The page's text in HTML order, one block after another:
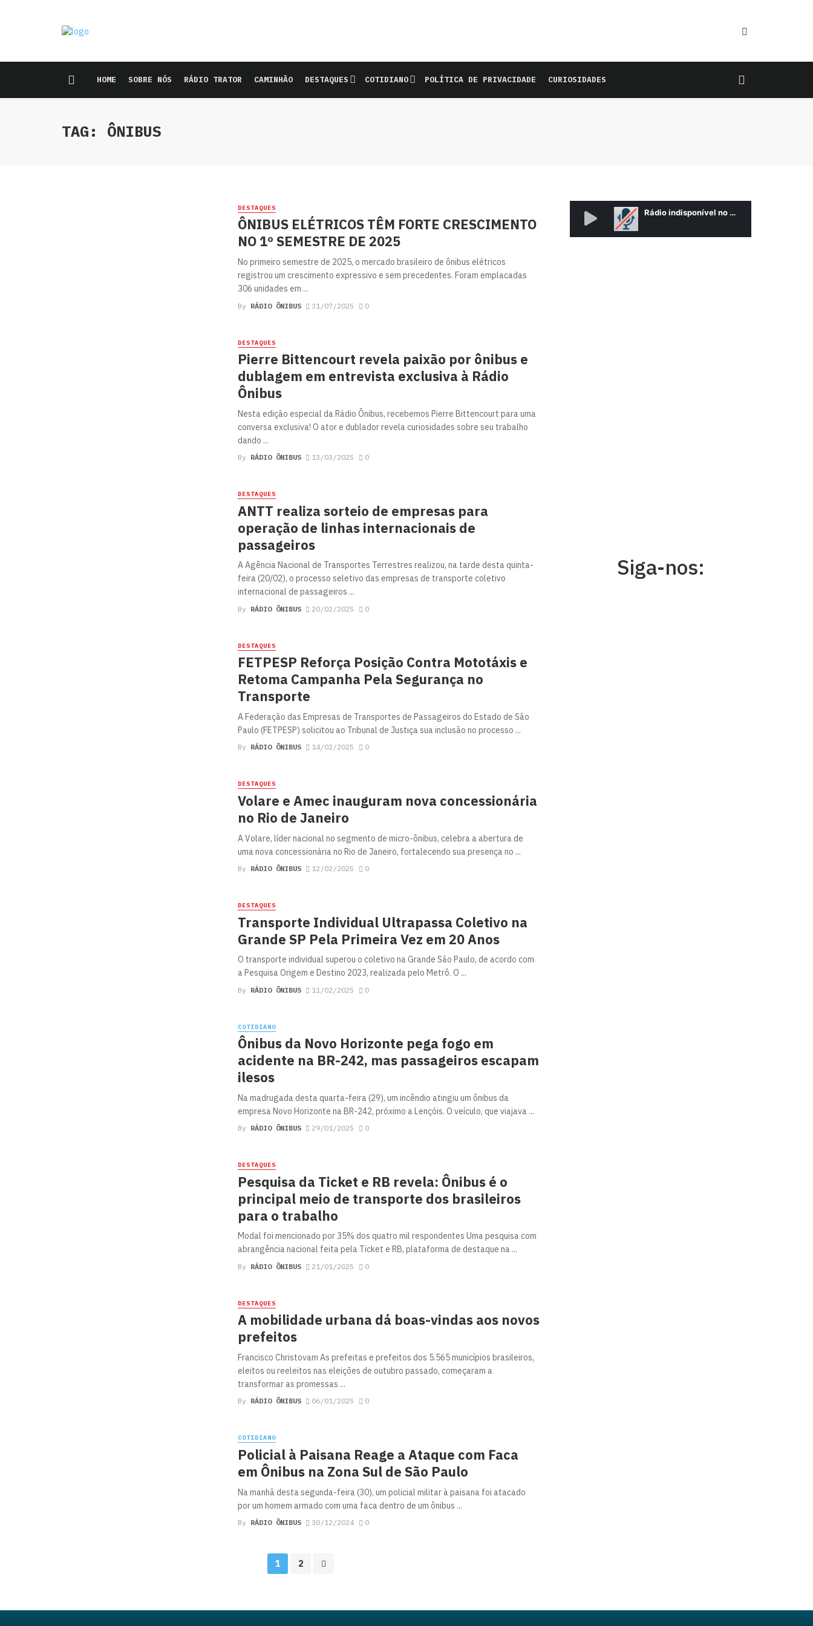
HOME SOBRE NÓS RÁDIO TRATOR CAMINHÃO DESTAQUES COTIDIANO POLÍTICA DE PRIVACIDADE CURIOSIDADES
TAG: ÔNIBUS
DESTAQUES
ÔNIBUS ELÉTRICOS TÊM FORTE CRESCIMENTO
NO 1º SEMESTRE DE 2025
No primeiro semestre de 2025, o mercado brasileiro de ônibus elétricos
registrou um crescimento expressivo e sem precedentes. Foram emplacadas
306 unidades em ...
By RÁDIO ÔNIBUS 31/07/2025 0
DESTAQUES
Pierre Bittencourt revela paixão por ônibus e
dublagem em entrevista exclusiva à Rádio
Ônibus
Nesta edição especial da Rádio Ônibus, recebemos Pierre Bittencourt para uma
conversa exclusiva! O ator e dublador revela curiosidades sobre seu trabalho
dando ...
By RÁDIO ÔNIBUS 13/03/2025 0
DESTAQUES
ANTT realiza sorteio de empresas para
operação de linhas internacionais de
passageiros
A Agência Nacional de Transportes Terrestres realizou, na tarde desta quinta-
feira (20/02), o processo seletivo das empresas de transporte coletivo
internacional de passageiros ...
By RÁDIO ÔNIBUS 20/02/2025 0
DESTAQUES
FETPESP Reforça Posição Contra Mototáxis e
Retoma Campanha Pela Segurança no
Transporte
A Federação das Empresas de Transportes de Passageiros do Estado de São
Paulo (FETPESP) solicitou ao Tribunal de Justiça sua inclusão no processo ...
By RÁDIO ÔNIBUS 14/02/2025 0
DESTAQUES
Volare e Amec inauguram nova concessionária
no Rio de Janeiro
A Volare, líder nacional no segmento de micro-ônibus, celebra a abertura de
uma nova concessionária no Rio de Janeiro, fortalecendo sua presença no ...
By RÁDIO ÔNIBUS 12/02/2025 0
DESTAQUES
Transporte Individual Ultrapassa Coletivo na
Grande SP Pela Primeira Vez em 20 Anos
O transporte individual superou o coletivo na Grande São Paulo, de acordo com
a Pesquisa Origem e Destino 2023, realizada pelo Metrô. O ...
By RÁDIO ÔNIBUS 11/02/2025 0
COTIDIANO
Ônibus da Novo Horizonte pega fogo em
acidente na BR-242, mas passageiros escapam
ilesos
Na madrugada desta quarta-feira (29), um incêndio atingiu um ônibus da
empresa Novo Horizonte na BR-242, próximo a Lençóis. O veículo, que viajava ...
By RÁDIO ÔNIBUS 29/01/2025 0
DESTAQUES
Pesquisa da Ticket e RB revela: Ônibus é o
principal meio de transporte dos brasileiros
para o trabalho
Modal foi mencionado por 35% dos quatro mil respondentes Uma pesquisa com
abrangência nacional feita pela Ticket e RB, plataforma de destaque na ...
By RÁDIO ÔNIBUS 21/01/2025 0
DESTAQUES
A mobilidade urbana dá boas-vindas aos novos
prefeitos
Francisco Christovam As prefeitas e prefeitos dos 5.565 municípios brasileiros,
eleitos ou reeleitos nas eleições de outubro passado, começaram a
transformar as promessas ...
By RÁDIO ÔNIBUS 06/01/2025 0
COTIDIANO
Policial à Paisana Reage a Ataque com Faca
em Ônibus na Zona Sul de São Paulo
Na manhã desta segunda-feira (30), um policial militar à paisana foi atacado
por um homem armado com uma faca dentro de um ônibus ...
By RÁDIO ÔNIBUS 30/12/2024 0
1 2
Siga-nos: